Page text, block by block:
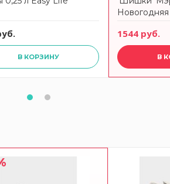
В КОРЗИНУ
Новогодняя
1544 руб.
В